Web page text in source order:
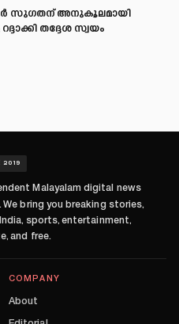
സുഗതന് അനുകൂലമായി
തദ്ദേശ സ്വയം
2019
Malayalam digital news
. We bring you breaking stories,
sports, entertainment,
and free.
COMPANY
About